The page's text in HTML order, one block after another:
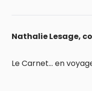
Nathalie Lesage,
Le Carnet… en